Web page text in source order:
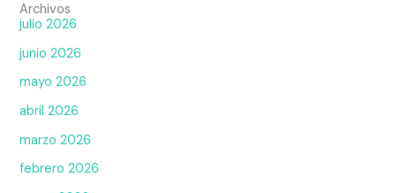
Archivos
julio 2026
junio 2026
mayo 2026
abril 2026
marzo 2026
febrero 2026